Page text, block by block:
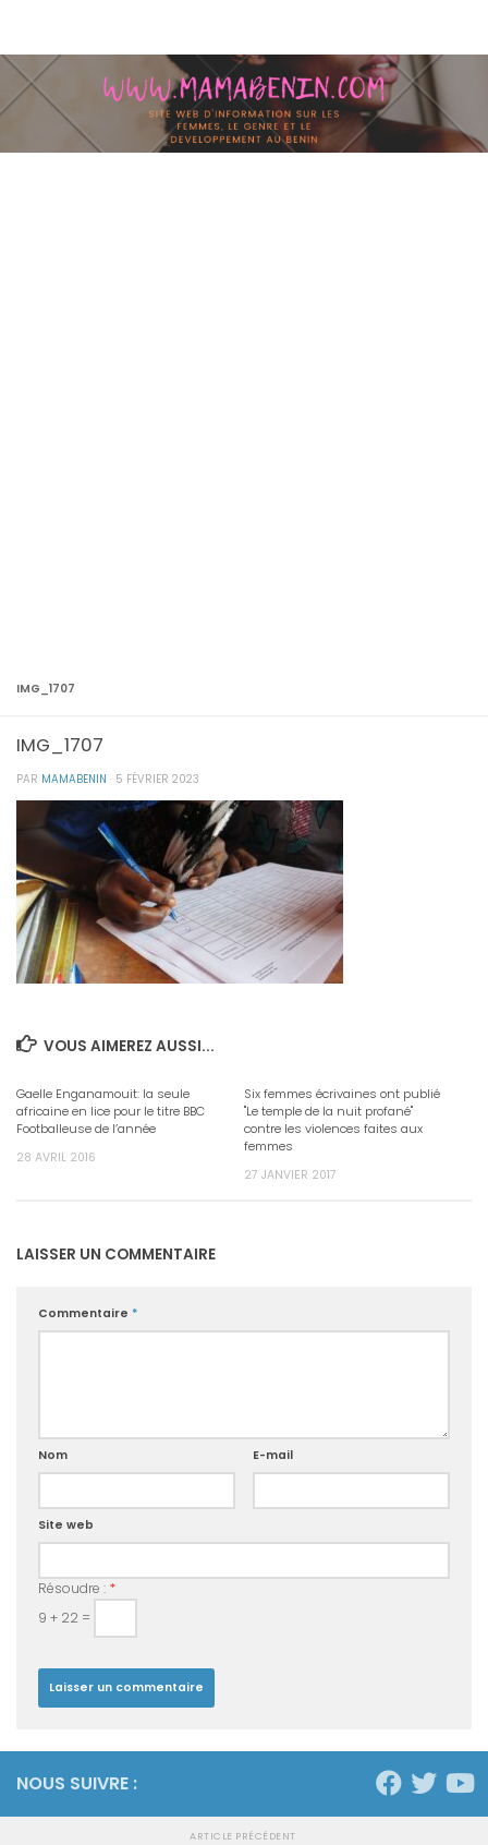
IMG_1707
IMG_1707
PAR MAMABENIN · 5 FÉVRIER 2023
VOUS AIMEREZ AUSSI...
Gaelle Enganamouit: la seule
africaine en lice pour le titre BBC
Footballeuse de l’année
28 AVRIL 2016
Six femmes écrivaines ont publié
"Le temple de la nuit profané"
contre les violences faites aux
femmes
27 JANVIER 2017
LAISSER UN COMMENTAIRE
Commentaire *
Nom E-mail
Site web
Résoudre : *
9 + 22 =
NOUS SUIVRE :
ARTICLE PRÉCÉDENT